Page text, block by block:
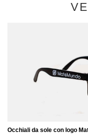
Occhiali da sole con logo